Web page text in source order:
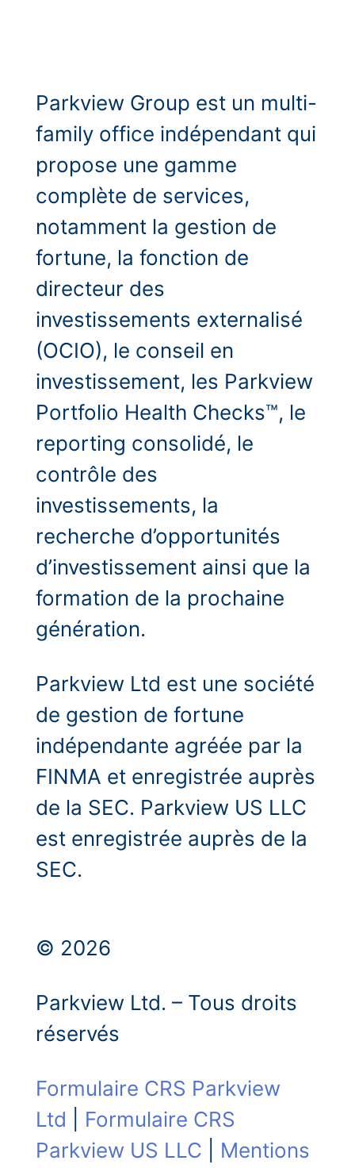
Parkview Group est un multi-
family office indépendant qui
propose une gamme
complète de services,
notamment la gestion de
fortune, la fonction de
directeur des
investissements externalisé
(OCIO), le conseil en
investissement, les Parkview
Portfolio Health Checks™, le
reporting consolidé, le
contrôle des
investissements, la
recherche d’opportunités
d’investissement ainsi que la
formation de la prochaine
génération.
Parkview Ltd est une société
de gestion de fortune
indépendante agréée par la
FINMA et enregistrée auprès
de la SEC. Parkview US LLC
est enregistrée auprès de la
SEC.
© 2026
Parkview Ltd. – Tous droits
réservés
Formulaire CRS Parkview
Ltd
Formulaire CRS
Parkview US LLC
Mentions